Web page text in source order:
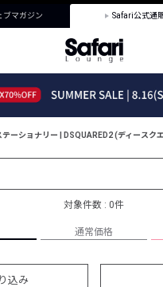
ブマガジン Safari公式通
ーショナリー | DSQUARED2 (ディースク
対象件数 : 0件
通常価格
込み